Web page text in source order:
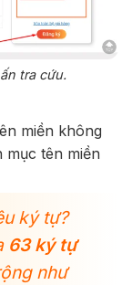
tra cứu.
miền không
tên miền
ký tự?
63 ký tự
như